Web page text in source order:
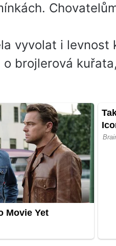
vyvolat i levnost
brojlerová